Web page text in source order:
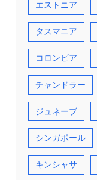
エストニア
タスマニア
コロンビア
チャンドラー
ジュネーブ
シンガポール
キンシャサ